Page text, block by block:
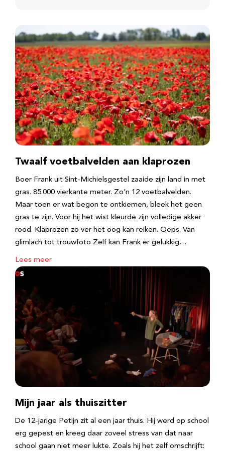
Twaalf voetbalvelden aan klaprozen
Boer Frank uit Sint-Michielsgestel zaaide zijn land in met
gras. 85.000 vierkante meter. Zo’n 12 voetbalvelden.
Maar toen er wat begon te ontkiemen, bleek het geen
gras te zijn. Voor hij het wist kleurde zijn volledige akker
rood. Klaprozen zo ver het oog kan reiken. Oeps. Van
glimlach tot trouwfoto Zelf kan Frank er gelukkig…
Lees meer
Mijn jaar als thuiszitter
De 12-jarige Petijn zit al een jaar thuis. Hij werd op school
erg gepest en kreeg daar zoveel stress van dat naar
school gaan niet meer lukte. Zoals hij het zelf omschrijft: